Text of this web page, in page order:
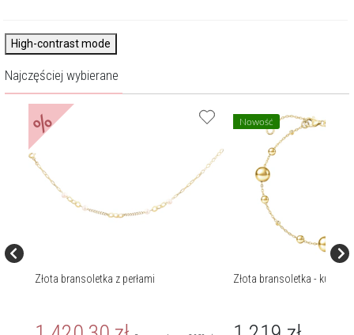
High-contrast mode
Najczęściej wybierane
%
Złota bransoletka z perłami
Nowość
Złota bransoletka - kulki